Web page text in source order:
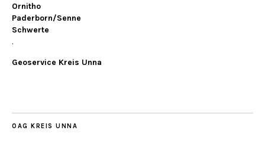
Ornitho
Paderborn/Senne
Schwerte
.
Geoservice Kreis Unna
OAG KREIS UNNA